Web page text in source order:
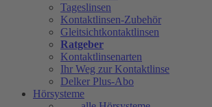
Tageslinsen
Kontaktlinsen-Zubehör
Gleitsichtkontaktlinsen
Ratgeber
Kontaktlinsenarten
Ihr Weg zur Kontaktlinse
Delker Plus-Abo
Hörsysteme